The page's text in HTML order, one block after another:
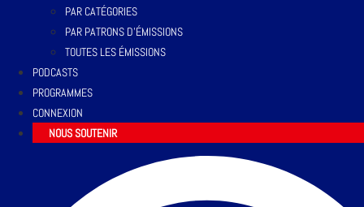
PAR CATÉGORIES
PAR PATRONS D’ÉMISSIONS
TOUTES LES ÉMISSIONS
PODCASTS
PROGRAMMES
CONNEXION
NOUS SOUTENIR